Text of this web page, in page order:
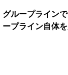
グループライン
ープライン自体